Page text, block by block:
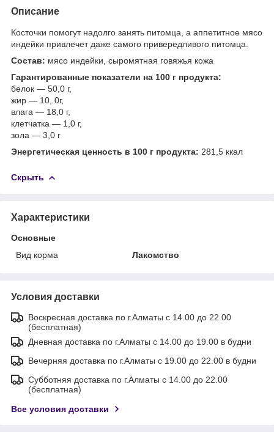
Описание
Косточки помогут надолго занять питомца, а аппетитное мясо
индейки привлечет даже самого привередливого питомца.
Состав: мясо индейки, cыромятная говяжья кожа
Гарантированные показатели на 100 г продукта:
белок — 50,0 г,
жир — 10, 0г,
влага — 18,0 г,
клетчатка — 1,0 г,
зола — 3,0 г
Энергетическая ценность в 100 г продукта: 281,5 ккал
Скрыть
Характеристики
Основные
Вид корма
Лакомство
Условия доставки
Воскресная доставка по г.Алматы с 14.00 до 22.00
(бесплатная)
Дневная доставка по г.Алматы с 14.00 до 19.00 в будни
Вечерняя доставка по г.Алматы с 19.00 до 22.00 в будни
Субботняя доставка по г.Алматы с 14.00 до 22.00
(бесплатная)
Все условия доставки